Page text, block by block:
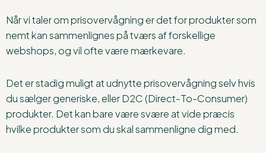
Når vi taler om prisovervågning er det for produkter som
nemt kan sammenlignes på tværs af forskellige
webshops, og vil ofte være mærkevare.
Det er stadig muligt at udnytte prisovervågning selv hvis
du sælger generiske, eller D2C (Direct-To-Consumer)
produkter. Det kan bare være svære at vide præcis
hvilke produkter som du skal sammenligne dig med.